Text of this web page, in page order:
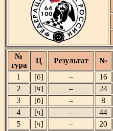
№
тура
Ц Результат №
1
[б] – 16
2
[ч] – 24
3
[б] – 8
4
[ч] – 44
5
[ч] – 20